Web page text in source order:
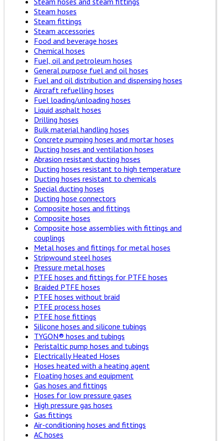
Steam hoses
Steam fittings
Steam accessories
Food and beverage hoses
Chemical hoses
Fuel, oil and petroleum hoses
General purpose fuel and oil hoses
Fuel and oil distribution and dispensing hoses
Aircraft refuelling hoses
Fuel loading/unloading hoses
Liquid asphalt hoses
Drilling hoses
Bulk material handling hoses
Concrete pumping hoses and mortar hoses
Ducting hoses and ventilation hoses
Abrasion resistant ducting hoses
Ducting hoses resistant to high temperature
Ducting hoses resistant to chemicals
Special ducting hoses
Ducting hose connectors
Composite hoses and fittings
Composite hoses
Composite hose assemblies with fittings and
couplings
Metal hoses and fittings for metal hoses
Stripwound steel hoses
Pressure metal hoses
PTFE hoses and fittings for PTFE hoses
Braided PTFE hoses
PTFE hoses without braid
PTFE process hoses
PTFE hose fittings
Silicone hoses and silicone tubings
TYGON® hoses and tubings
Peristaltic pump hoses and tubings
Electrically Heated Hoses
Hoses heated with a heating agent
Floating hoses and equipment
Gas hoses and fittings
Hoses for low pressure gases
High pressure gas hoses
Gas fittings
Air-conditioning hoses and fittings
AC hoses